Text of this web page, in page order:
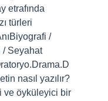
etrafında
türleri
/
/ Seyahat
nasıl yazılır?
ve öyküleyici bir